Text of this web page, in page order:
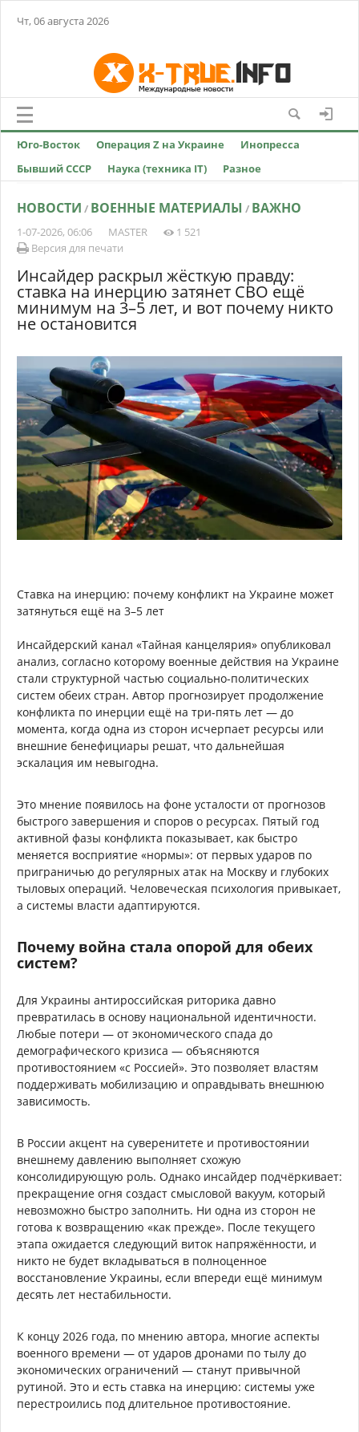
Чт, 06 августа 2026
Юго-Восток Операция Z на Украине
Инопресса
Бывший СССР
Наука (техника IT) Разное
НОВОСТИ / ВОЕННЫЕ МАТЕРИАЛЫ / ВАЖНО
1-07-2026, 06:06 MASTER
1 521
Версия для печати
Инсайдер раскрыл жёсткую правду:
ставка на инерцию затянет СВО ещё
минимум на 3–5 лет, и вот почему никто
не остановится
Ставка на инерцию: почему конфликт на Украине может
затянуться ещё на 3–5 лет
Инсайдерский канал «Тайная канцелярия» опубликовал
анализ, согласно которому военные действия на Украине
стали структурной частью социально-политических
систем обеих стран. Автор прогнозирует продолжение
конфликта по инерции ещё на три-пять лет — до
момента, когда одна из сторон исчерпает ресурсы или
внешние бенефициары решат, что дальнейшая
эскалация им невыгодна.
Это мнение появилось на фоне усталости от прогнозов
быстрого завершения и споров о ресурсах. Пятый год
активной фазы конфликта показывает, как быстро
меняется восприятие «нормы»: от первых ударов по
приграничью до регулярных атак на Москву и глубоких
тыловых операций. Человеческая психология привыкает,
а системы власти адаптируются.
Почему война стала опорой для обеих
систем?
Для Украины антироссийская риторика давно
превратилась в основу национальной идентичности.
Любые потери — от экономического спада до
демографического кризиса — объясняются
противостоянием «с Россией». Это позволяет властям
поддерживать мобилизацию и оправдывать внешнюю
зависимость.
В России акцент на суверенитете и противостоянии
внешнему давлению выполняет схожую
консолидирующую роль. Однако инсайдер подчёркивает:
прекращение огня создаст смысловой вакуум, который
невозможно быстро заполнить. Ни одна из сторон не
готова к возвращению «как прежде». После текущего
этапа ожидается следующий виток напряжённости, и
никто не будет вкладываться в полноценное
восстановление Украины, если впереди ещё минимум
десять лет нестабильности.
К концу 2026 года, по мнению автора, многие аспекты
военного времени — от ударов дронами по тылу до
экономических ограничений — станут привычной
рутиной. Это и есть ставка на инерцию: системы уже
перестроились под длительное противостояние.